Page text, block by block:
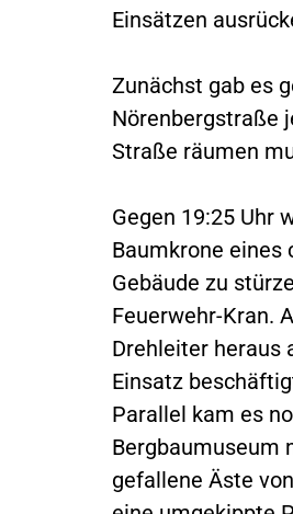
Einsätzen
Zunächst gab es
Nörenbergstraße
Straße räumen
Gegen 19:25 Uhr
Baumkrone eines
Gebäude zu
Feuerwehr-Kran.
Drehleiter heraus
Einsatz
Parallel kam es
Bergbaumuseum
gefallene Äste